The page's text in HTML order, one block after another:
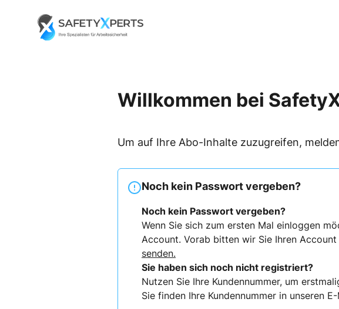
Go to landing page.
Willkommen bei
Um auf Ihre Abo-Inhalte zuzugreifen,
Noch kein Passwort vergeben?
Noch kein Passwort vergeben?
Wenn Sie sich zum ersten Mal einloggen
Account. Vorab bitten wir Sie Ihren
senden.
Sie haben sich noch nicht registriert?
Nutzen Sie Ihre Kundennummer, um
Sie finden Ihre Kundennummer in unseren